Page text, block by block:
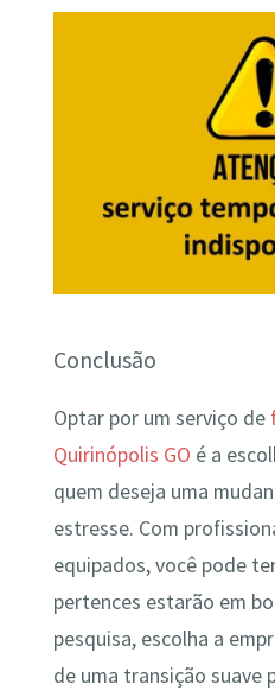
Conclusão
Optar por um serviço de
Quirinópolis GO é a
quem deseja uma
estresse. Com
equipados, você pode
pertences estarão em
pesquisa, escolha a
de uma transição suave